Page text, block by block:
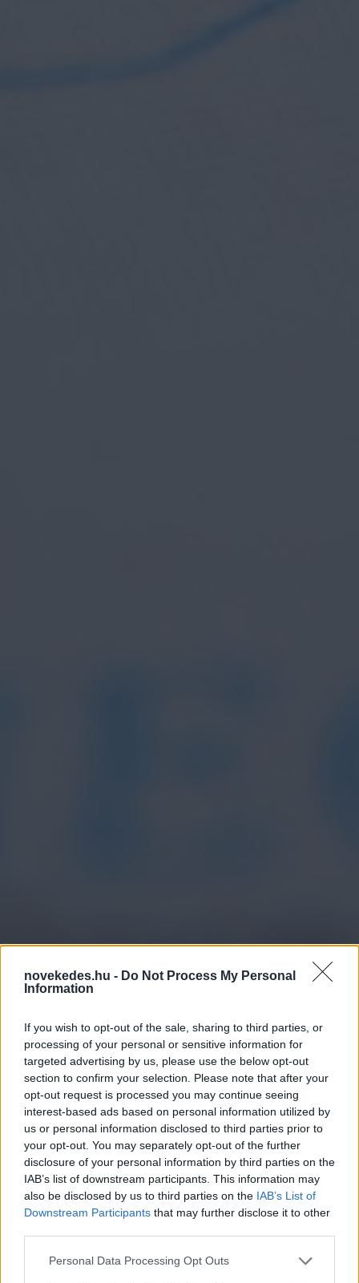
novekedes.hu - Do Not Process My Personal
Information
If you wish to opt-out of the sale, sharing to third parties, or
processing of your personal or sensitive information for
targeted advertising by us, please use the below opt-out
section to confirm your selection. Please note that after your
opt-out request is processed you may continue seeing
interest-based ads based on personal information utilized by
us or personal information disclosed to third parties prior to
your opt-out. You may separately opt-out of the further
disclosure of your personal information by third parties on the
IAB’s list of downstream participants. This information may
also be disclosed by us to third parties on the IAB’s List of
Downstream Participants that may further disclose it to other
Please note that this website/app uses one or more Google
Personal Data Processing Opt Outs
Háború: rakétaeső hullt
az oroszokra - az
ukránok még szovjet
hadi eszközöket is
bevetettek
HÍREK NÖVEKEDÉS.HU